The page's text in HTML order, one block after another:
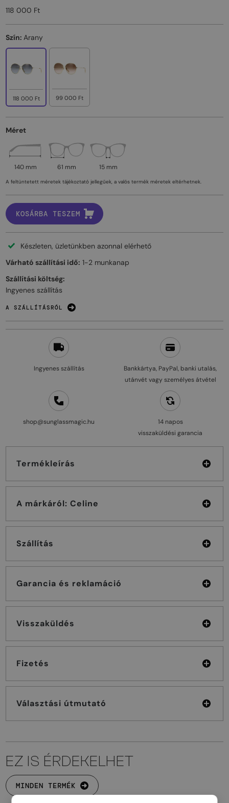
Ingyenes szállítás
Bankkártya, PayPal, banki utalás,
utánvét vagy személyes átvétel
shop@sunglassmagic.hu
14 napos
visszaküldési garancia
Termékleírás
A márkáról: Celine
Szállítás
Garancia és reklamáció
Visszaküldés
Fizetés
Választási útmutató
118 000 Ft
Szín: Arany
118 000 Ft 99 000 Ft
Méret
140 mm 61 mm 15 mm
A feltüntetett méretek tájékoztató jellegűek, a valós termék méretek eltérhetnek.
KOSÁRBA TESZEM
Készleten, üzletünkben azonnal elérhető
Várható szállítási idő: 1-2 munkanap
Szállítási költség:
Ingyenes szállítás
A SZÁLLÍTÁSRÓL
EZ IS ÉRDEKELHET
MINDEN TERMÉK